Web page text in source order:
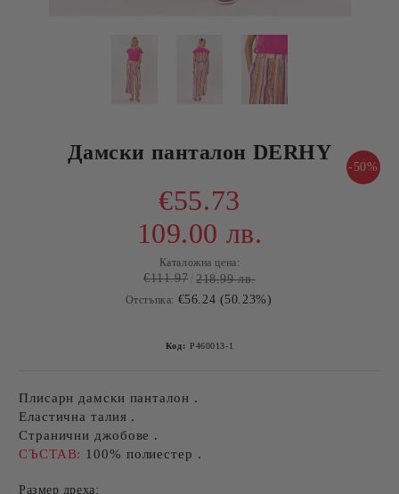
Дамски панталон DERHY
-50%
€55.73
109.00 лв.
Каталожна цена:
€111.97 218.99 лв.
Отстъпка: €56.24 (50.23%)
Код: P460013-1
Плисарн дамски панталон .
Еластична талия .
Странични джобове .
СЪСТАВ: 100% полиестер .
Размер дреха: